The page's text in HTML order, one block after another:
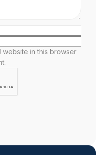
website in this browser